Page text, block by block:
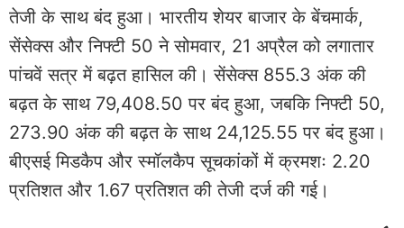
तेजी के साथ बंद हुआ। भारतीय शेयर बाजार के बेंचमार्क,
सेंसेक्स और निफ्टी 50 ने सोमवार, 21 अप्रैल को लगातार
पांचवें सत्र में बढ़त हासिल की। सेंसेक्स 855.3 अंक की
बढ़त के साथ 79,408.50 पर बंद हुआ, जबकि निफ्टी 50,
273.90 ​​अंक की बढ़त के साथ 24,125.55 पर बंद हुआ।
बीएसई मिडकैप और स्मॉलकैप सूचकांकों में क्रमशः 2.20
प्रतिशत और 1.67 प्रतिशत की तेजी दर्ज की गई।